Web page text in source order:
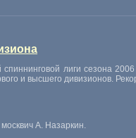
лиги сезона
и высшего дивизионов.
А. Назаркин.